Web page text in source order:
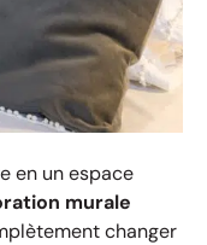
en un espace
murale
changer